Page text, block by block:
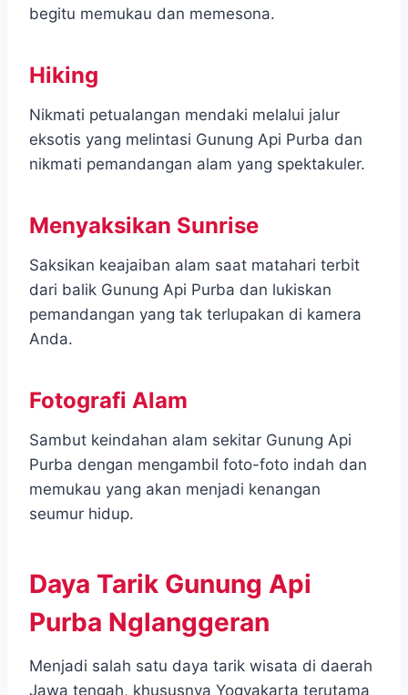
begitu memukau dan memesona.
Hiking
Nikmati petualangan mendaki melalui jalur
eksotis yang melintasi Gunung Api Purba dan
nikmati pemandangan alam yang spektakuler.
Menyaksikan Sunrise
Saksikan keajaiban alam saat matahari terbit
dari balik Gunung Api Purba dan lukiskan
pemandangan yang tak terlupakan di kamera
Anda.
Fotografi Alam
Sambut keindahan alam sekitar Gunung Api
Purba dengan mengambil foto-foto indah dan
memukau yang akan menjadi kenangan
seumur hidup.
Daya Tarik Gunung Api
Purba Nglanggeran
Menjadi salah satu daya tarik wisata di daerah
Jawa tengah, khususnya Yogyakarta terutama